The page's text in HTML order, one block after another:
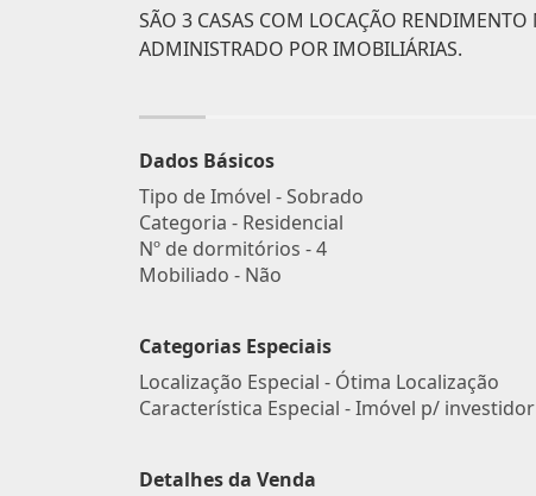
SÃO 3 CASAS COM LOCAÇÃO
ADMINISTRADO POR IMOBILIÁRIAS.
Dados Básicos
Tipo de Imóvel - Sobrado
Categoria - Residencial
Nº de dormitórios - 4
Mobiliado - Não
Categorias Especiais
Localização Especial - Ótima Localização
Característica Especial - Imóvel p/ investidor
Detalhes da Venda